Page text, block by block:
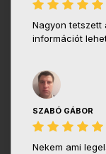
Nagyon tetszett
információt
SZABÓ GÁBOR
Nekem ami